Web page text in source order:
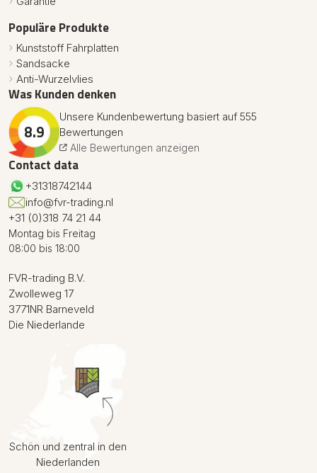
Populäre Produkte
Kunststoff Fahrplatten
Sandsacke
Anti-Wurzelvlies
Was Kunden denken
8.9
Unsere Kundenbewertung basiert auf 555
Bewertungen
Alle Bewertungen anzeigen
Contact data
+31318742144
info@fvr-trading.nl
+31 (0)318 74 21 44
Montag bis Freitag
08:00 bis 18:00
FVR-trading B.V.
Zwolleweg 17
3771NR Barneveld
Die Niederlande
Schön und zentral in den
Niederlanden